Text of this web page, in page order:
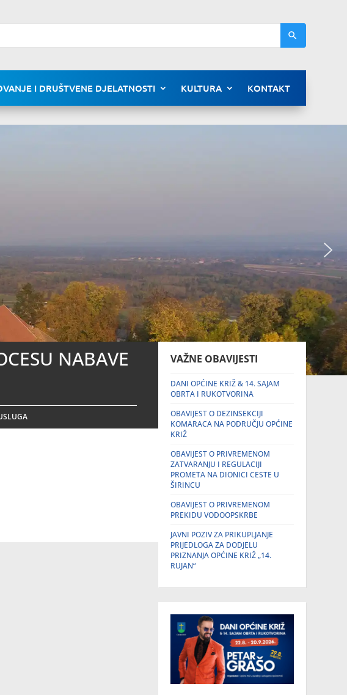
I DRUŠTVENE DJELATNOSTI KULTURA KONTAKT
NABAVE
VAŽNE OBAVIJESTI
DANI OPĆINE KRIŽ & 14. SAJAM
OBRTA I RUKOTVORINA
OBAVIJEST O DEZINSEKCIJI
KOMARACA NA PODRUČJU OPĆINE
KRIŽ
OBAVIJEST O PRIVREMENOM
ZATVARANJU I REGULACIJI
PROMETA NA DIONICI CESTE U
ŠIRINCU
OBAVIJEST O PRIVREMENOM
PREKIDU VODOOPSKRBE
JAVNI POZIV ZA PRIKUPLJANJE
PRIJEDLOGA ZA DODJELU
PRIZNANJA OPĆINE KRIŽ „14.
RUJAN“